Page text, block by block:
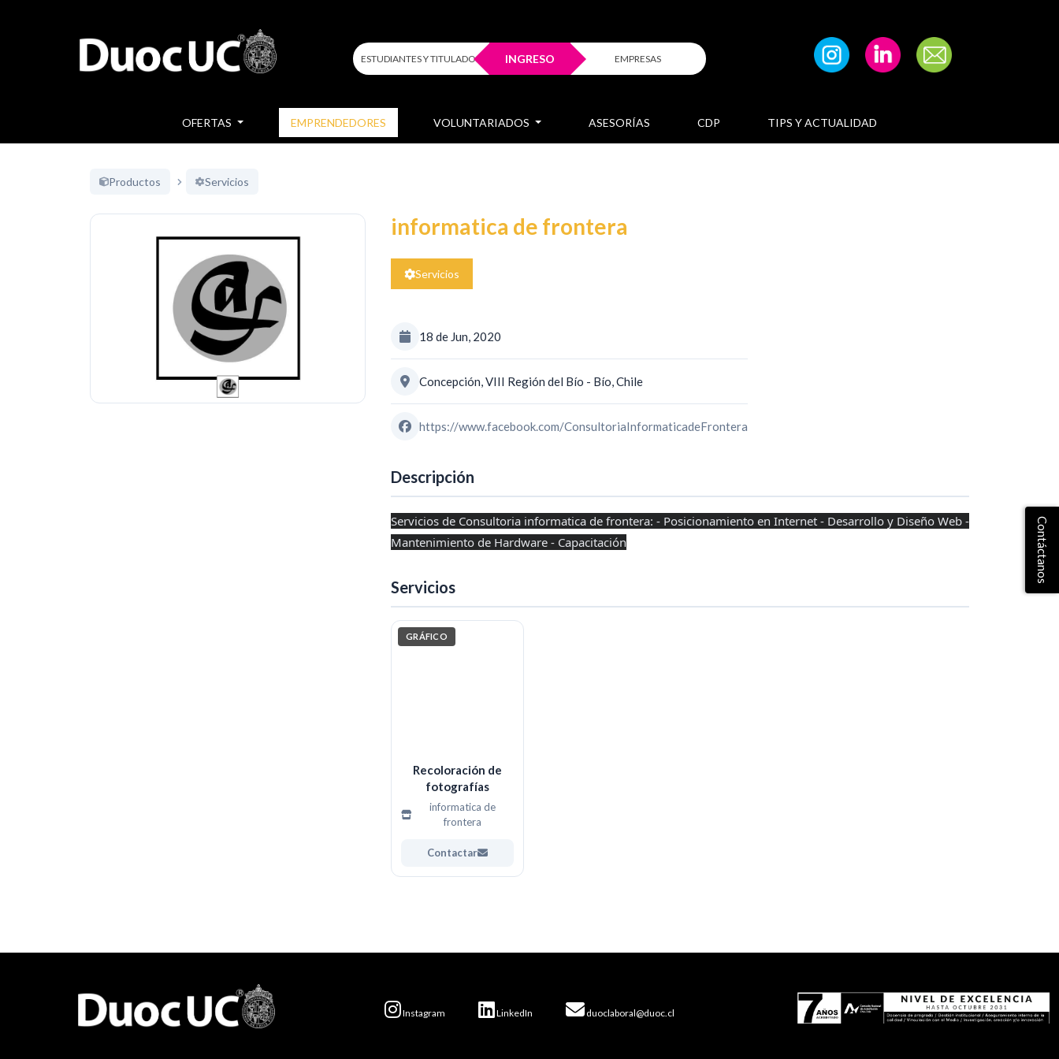
ESTUDIANTES Y TITULADOS INGRESO EMPRESAS
OFERTAS EMPRENDEDORES VOLUNTARIADOS ASESORÍAS CDP TIPS Y ACTUALIDAD
Productos Servicios
informatica de frontera
Servicios
18 de Jun, 2020
Concepción, VIII Región del Bío - Bío, Chile
https://www.facebook.com/ConsultoriaInformaticadeFrontera
Descripción
Servicios de Consultoria informatica de frontera: - Posicionamiento en Internet - Desarrollo y Diseño Web -
Mantenimiento de Hardware - Capacitación
Servicios
GRÁFICO
Recoloración de
fotografías
informatica de
frontera
Contactar
Instagram LinkedIn duoclaboral@duoc.cl
Contáctanos